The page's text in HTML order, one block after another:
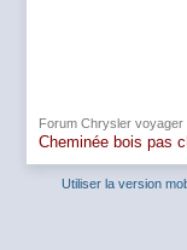
Forum Chrysler voyager
Cheminée bois pas
Utiliser la version